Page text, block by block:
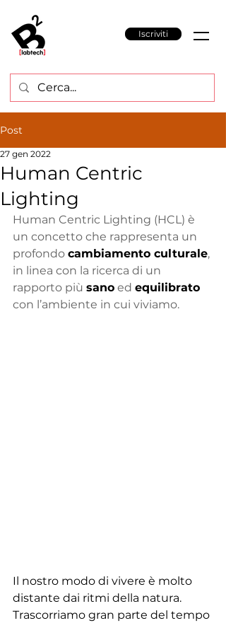
Iscriviti
Post
Human Centric
Lighting
27 gen 2022
Human Centric Lighting (HCL) è
un concetto che rappresenta un
profondo cambiamento culturale,
in linea con la ricerca di un
rapporto più sano ed equilibrato
con l’ambiente in cui viviamo.
Il nostro modo di vivere è molto
distante dai ritmi della natura.
Trascorriamo gran parte del tempo